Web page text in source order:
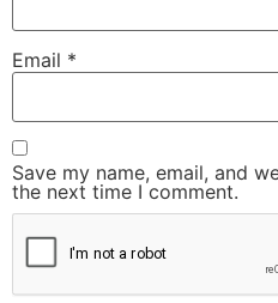
Email *
Save my name, email, and
the next time I comment.